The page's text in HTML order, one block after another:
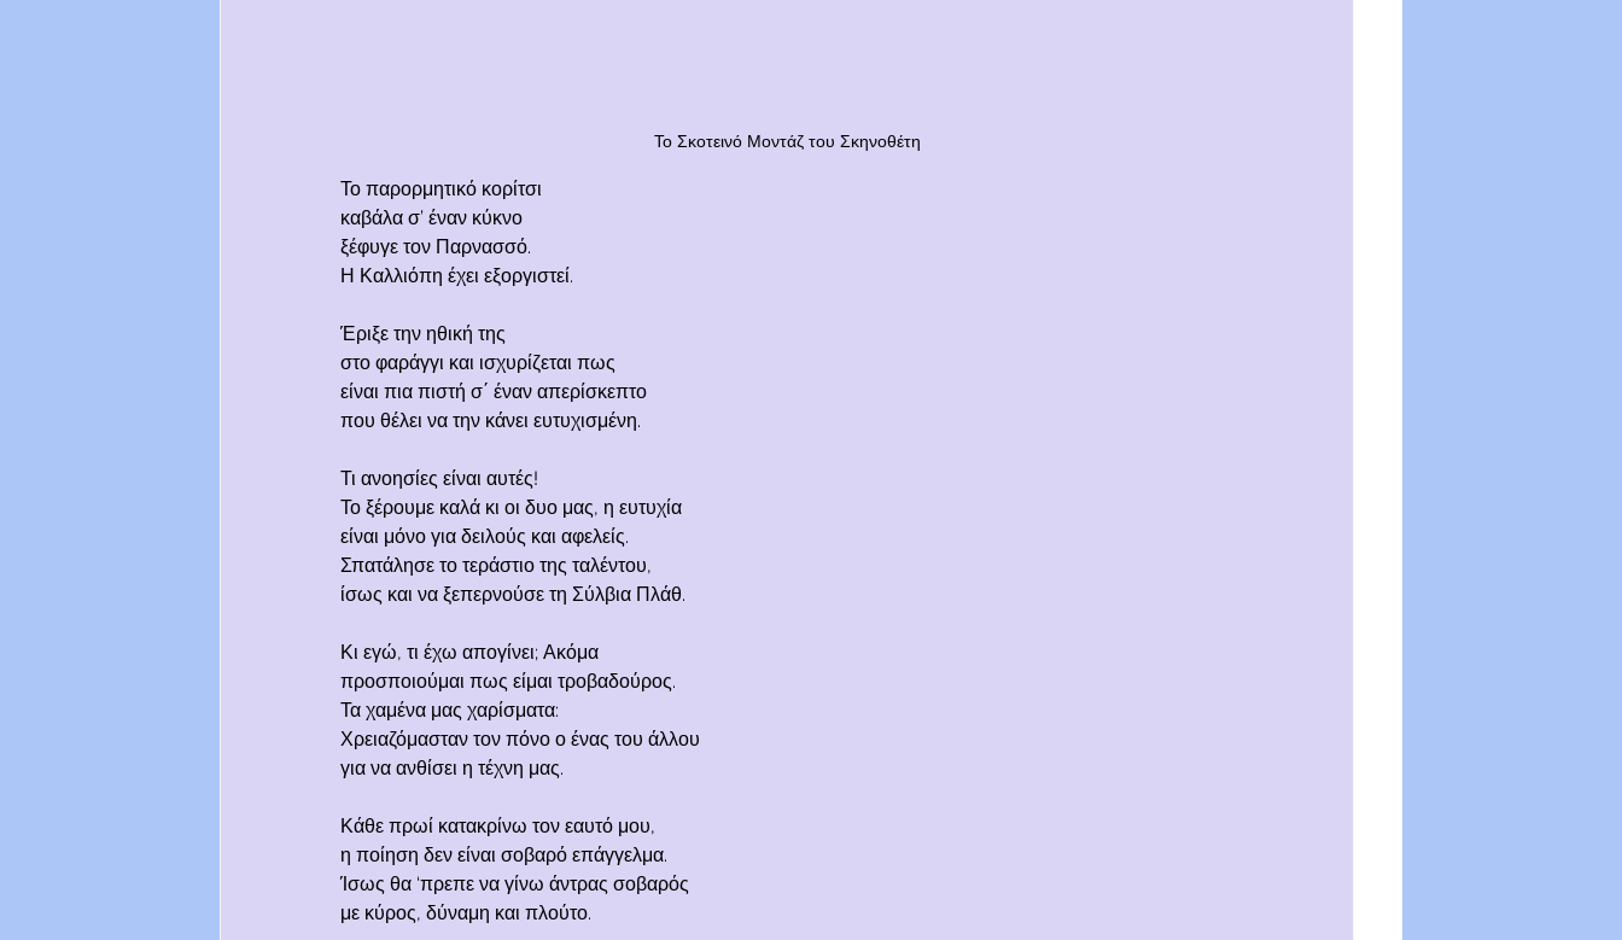
Το Σκοτεινό Μοντάζ του Σκηνοθέτη
Το παρορμητικό κορίτσι
καβάλα σ’ έναν κύκνο
ξέφυγε τον Παρνασσό.
Η Καλλιόπη έχει εξοργιστεί.
Έριξε την ηθική της
στο φαράγγι και ισχυρίζεται πως
είναι πια πιστή σ΄ έναν απερίσκεπτο
που θέλει να την κάνει ευτυχισμένη.
Τι ανοησίες είναι αυτές!
Το ξέρουμε καλά κι οι δυο μας, η ευτυχία
είναι μόνο για δειλούς και αφελείς.
Σπατάλησε το τεράστιο της ταλέντου,
ίσως και να ξεπερνούσε τη Σύλβια Πλάθ.
Κι εγώ, τι έχω απογίνει; Ακόμα
προσποιούμαι πως είμαι τροβαδούρος.
Τα χαμένα μας χαρίσματα:
Χρειαζόμασταν τον πόνο ο ένας του άλλου
για να ανθίσει η τέχνη μας.
Κάθε πρωί κατακρίνω τον εαυτό μου,
η ποίηση δεν είναι σοβαρό επάγγελμα.
Ίσως θα ‘πρεπε να γίνω άντρας σοβαρός
με κύρος, δύναμη και πλούτο.